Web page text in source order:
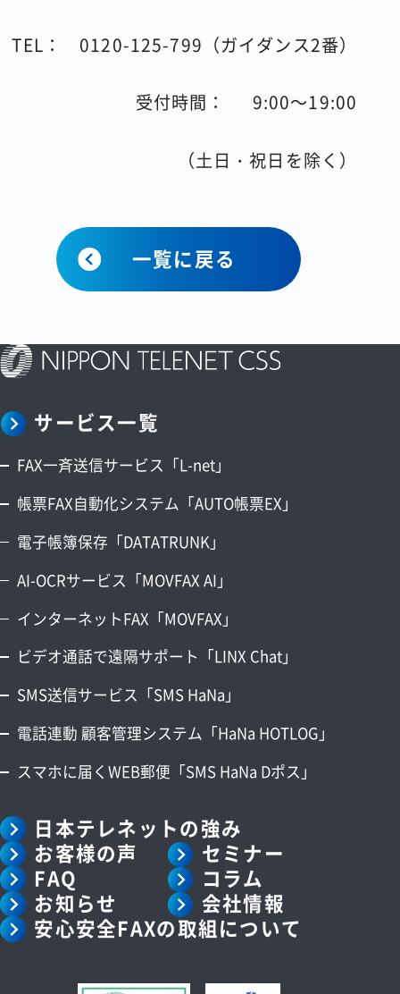
TEL： 0120-125-799（ガイダンス2番）
受付時間： 9:00～19:00
（土日・祝日を除く）
一覧に戻る
サービス一覧
FAX一斉送信サービス「L-net」
帳票FAX自動化システム「AUTO帳票EX」
電子帳簿保存「DATATRUNK」
AI-OCRサービス「MOVFAX AI」
インターネットFAX「MOVFAX」
ビデオ通話で遠隔サポート「LINX Chat」
SMS送信サービス「SMS HaNa」
電話連動 顧客管理システム「HaNa HOTLOG」
スマホに届くWEB郵便「SMS HaNa Dポス」
日本テレネットの強み
お客様の声
セミナー
FAQ
コラム
お知らせ
会社情報
安心安全FAXの取組について